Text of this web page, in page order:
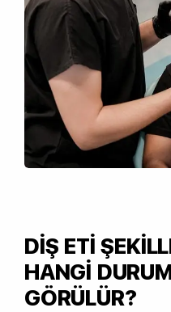
DİŞ ETİ
HANGİ
GÖRÜLÜR?